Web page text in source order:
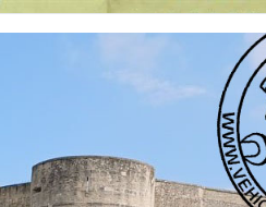
rubriques sont à votre disposition pour vous